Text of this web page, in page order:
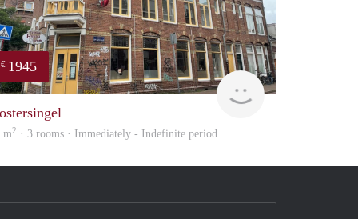
€ 1945
GrunoVerhuur
m2 · 3 rooms · Immediately - Indefinite period